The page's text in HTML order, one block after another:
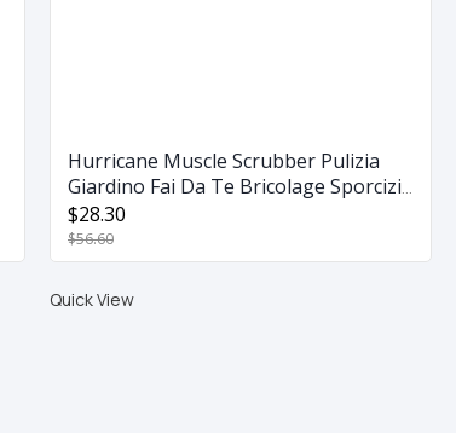
Hurricane Muscle Scrubber Pulizia
Giardino Fai Da Te Bricolage Sporcizia
Esterni
$28.30
$56.60
Quick View